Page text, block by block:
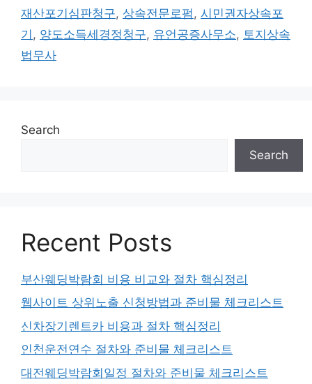
재산포기심판청구, 상속전문로펌 , 시민권자상속포
기 , 양도소득세경정청구, 유언공증사무소, 토지상속
법무사
Search
Search
Recent Posts
부산웨딩박람회 비용 비교와 절차 핵심정리
웹사이트 상위노출 신청방법과 준비물 체크리스트
신차장기렌트카 비용과 절차 핵심정리
인천운전연수 절차와 준비물 체크리스트
대전웨딩박람회일정 절차와 준비물 체크리스트